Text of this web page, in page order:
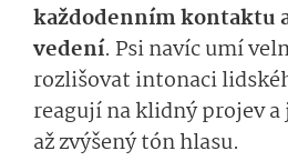
každodenním kontaktu
vedení. Psi navíc umí
rozlišovat intonaci
reagují na klidný projev
až zvýšený tón hlasu.